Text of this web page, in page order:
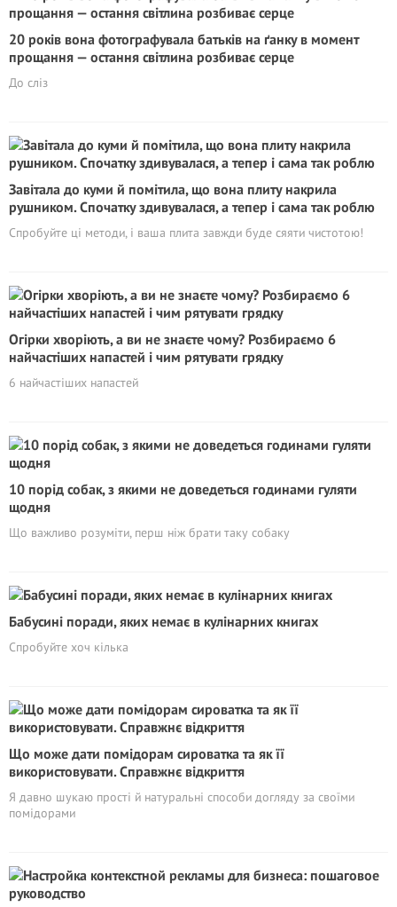
20 років вона фотографувала батьків на ґанку в момент
прощання — остання світлина розбиває серце
До сліз
Завітала до куми й помітила, що вона плиту накрила
рушником. Спочатку здивувалася, а тепер і сама так роблю
Спробуйте ці методи, і ваша плита завжди буде сяяти чистотою!
Огірки хворіють, а ви не знаєте чому? Розбираємо 6
найчастіших напастей і чим рятувати грядку
6 найчастіших напастей
10 порід собак, з якими не доведеться годинами гуляти
щодня
Що важливо розуміти, перш ніж брати таку собаку
Бабусині поради, яких немає в кулінарних книгах
Спробуйте хоч кілька
Що може дати помідорам сироватка та як її
використовувати. Справжнє відкриття
Я давно шукаю прості й натуральні способи догляду за своїми
помідорами